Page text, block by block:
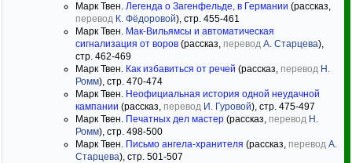
Марк Твен. Легенда о Загенфельде, в Германии (рассказ,
перевод К. Фёдоровой), стр. 455-461
Марк Твен. Мак-Вильямсы и автоматическая
сигнализация от воров (рассказ, перевод А. Старцева),
стр. 462-469
Марк Твен. Как избавиться от речей (рассказ, перевод Н.
Ромм), стр. 470-474
Марк Твен. Неофициальная история одной неудачной
кампании (рассказ, перевод И. Гуровой), стр. 475-497
Марк Твен. Печатных дел мастер (рассказ, перевод Н.
Ромм), стр. 498-500
Марк Твен. Письмо ангела-хранителя (рассказ, перевод А.
Старцева), стр. 501-507